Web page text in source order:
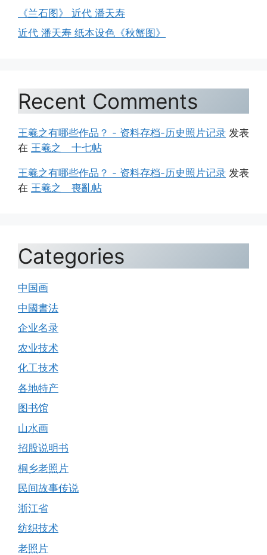
《兰石图》 近代 潘天寿
近代 潘天寿 纸本设色《秋蟹图》
Recent Comments
王羲之有哪些作品？ - 资料存档-历史照片记录 发表
在 王羲之 十七帖
王羲之有哪些作品？ - 资料存档-历史照片记录 发表
在 王羲之 喪亂帖
Categories
中国画
中國書法
企业名录
农业技术
化工技术
各地特产
图书馆
山水画
招股说明书
桐乡老照片
民间故事传说
浙江省
纺织技术
老照片